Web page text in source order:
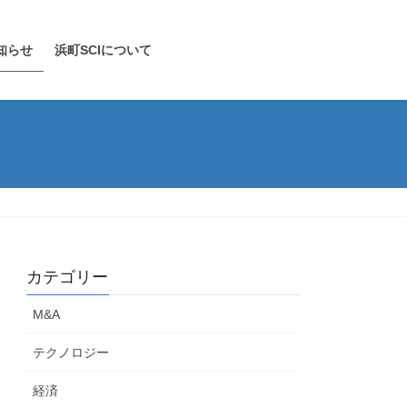
らせ 浜町SCIについて
カテゴリー
M&A
テクノロジー
経済